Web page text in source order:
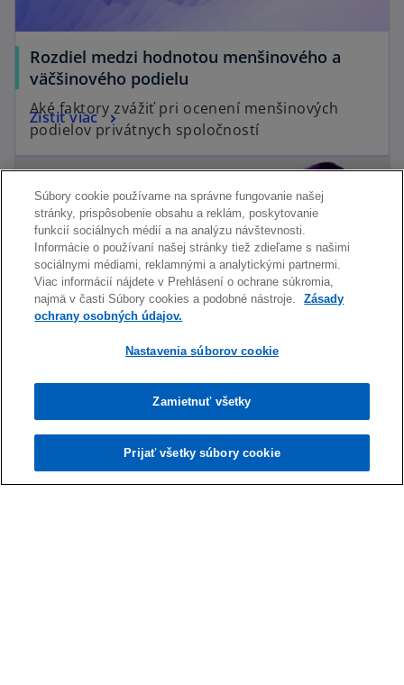
Rozdiel medzi hodnotou menšinového a
väčšinového podielu
Aké faktory zvážiť pri ocenení menšinových
podielov privátnych spoločností
Zistiť viac
Ako odhadnúť hodnotu vašej firmy?
Ocenenie firmy je viac než len číslo – je to
príbeh úsilia, úspechov a vízií do budúcnosti
Prečítať viac
Súbory cookie používame na správne fungovanie našej
stránky, prispôsobenie obsahu a reklám, poskytovanie
funkcií sociálnych médií a na analýzu návštevnosti.
Informácie o používaní našej stránky tiež zdieľame s našimi
sociálnymi médiami, reklamnými a analytickými partnermi.
Viac informácií nájdete v Prehlásení o ochrane súkromia,
najmä v časti Súbory cookies a podobné nástroje.
Zásady
ochrany osobných údajov.
Nastavenia súborov cookie
Zamietnuť všetky
Prijať všetky súbory cookie